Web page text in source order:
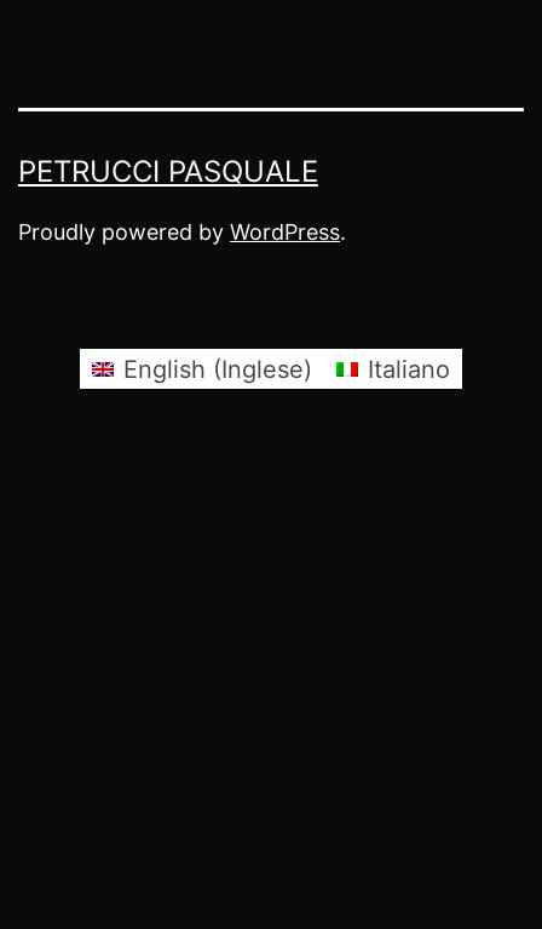
PETRUCCI PASQUALE
Proudly powered by WordPress.
English (Inglese) Italiano